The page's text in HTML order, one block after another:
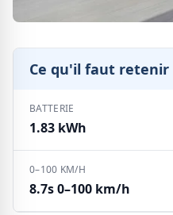
Ce qu'il faut retenir
BATTERIE
1.83 kWh
0–100 KM/H
8.7s 0–100 km/h